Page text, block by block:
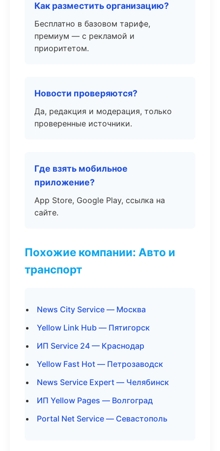
Как разместить организацию?
Бесплатно в базовом тарифе,
премиум — с рекламой и
приоритетом.
Новости проверяются?
Да, редакция и модерация, только
проверенные источники.
Где взять мобильное
приложение?
App Store, Google Play, ссылка на
сайте.
Похожие компании: Авто и
транспорт
News City Service — Москва
Yellow Link Hub — Пятигорск
ИП Service 24 — Краснодар
Yellow Fast Hot — Петрозаводск
News Service Expert — Челябинск
ИП Yellow Pages — Волгоград
Portal Net Service — Севастополь